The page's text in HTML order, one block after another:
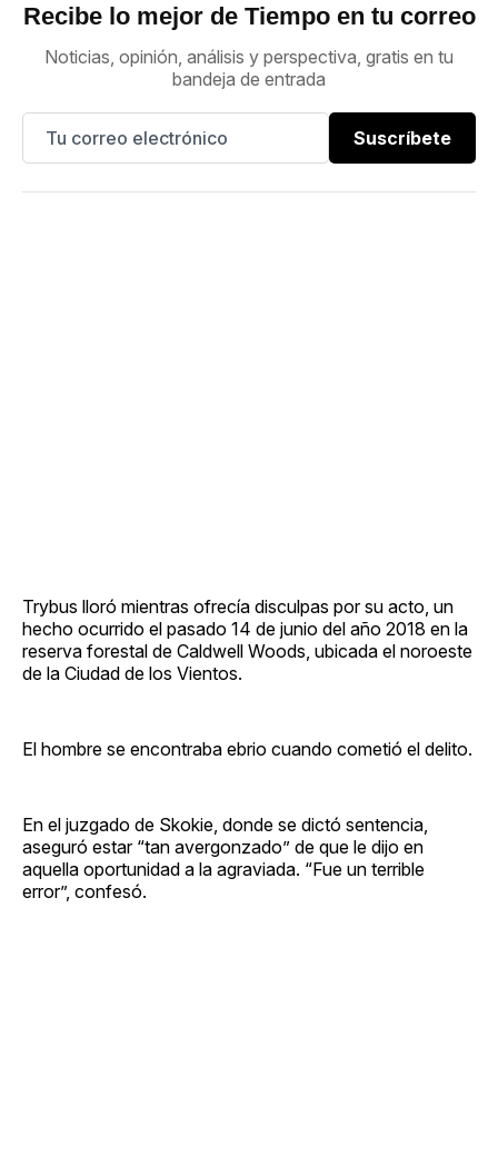
Recibe lo mejor de Tiempo en tu correo
Noticias, opinión, análisis y perspectiva, gratis en tu
bandeja de entrada
Suscríbete
Trybus lloró mientras ofrecía disculpas por su acto, un
hecho ocurrido el pasado 14 de junio del año 2018 en la
reserva forestal de Caldwell Woods, ubicada el noroeste
de la Ciudad de los Vientos.
El hombre se encontraba ebrio cuando cometió el delito.
En el juzgado de Skokie, donde se dictó sentencia,
aseguró estar “tan avergonzado” de que le dijo en
aquella oportunidad a la agraviada. “Fue un terrible
error”, confesó.